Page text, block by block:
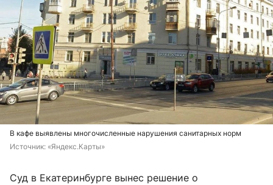
В кафе выявлены многочисленные нарушения санитарных норм
Источник: «Яндекс.Карты»
Суд в Екатеринбурге вынес решение о